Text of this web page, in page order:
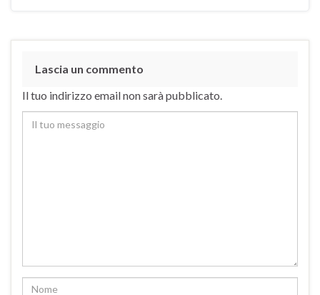
Lascia un commento
Il tuo indirizzo email non sarà pubblicato.